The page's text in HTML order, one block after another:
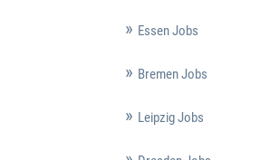
Essen Jobs
Bremen Jobs
Leipzig Jobs